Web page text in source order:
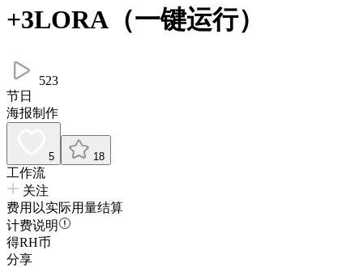
+3LORA（一键运行）
523
节日
海报制作
5 18
工作流
关注
费用以实际用量结算
计费说明
得RH币
分享